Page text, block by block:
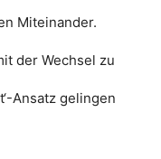
Miteinander.
der Wechsel zu
Ansatz gelingen